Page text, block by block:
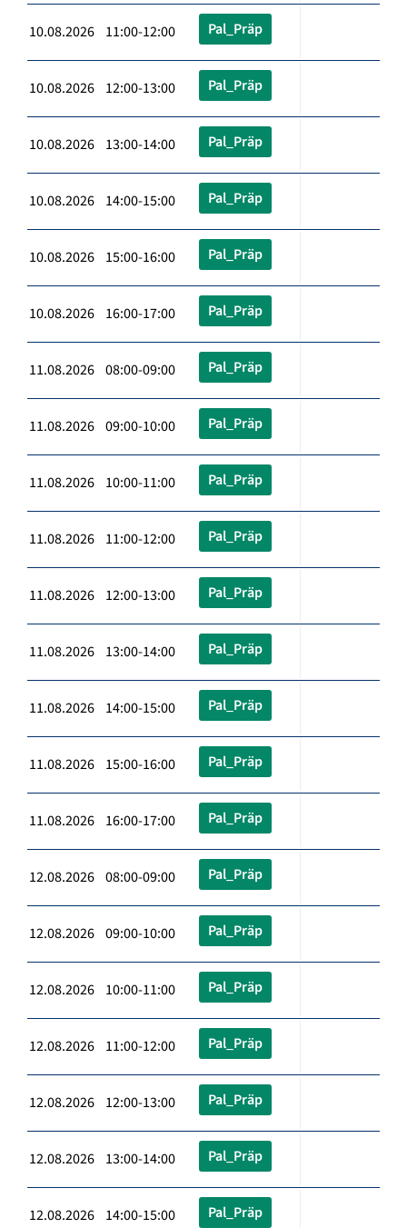
10.08.2026 11:00-12:00 Pal_Präp
10.08.2026 12:00-13:00 Pal_Präp
10.08.2026 13:00-14:00 Pal_Präp
10.08.2026 14:00-15:00 Pal_Präp
10.08.2026 15:00-16:00 Pal_Präp
10.08.2026 16:00-17:00 Pal_Präp
11.08.2026 08:00-09:00 Pal_Präp
11.08.2026 09:00-10:00 Pal_Präp
11.08.2026 10:00-11:00 Pal_Präp
11.08.2026 11:00-12:00 Pal_Präp
11.08.2026 12:00-13:00 Pal_Präp
11.08.2026 13:00-14:00 Pal_Präp
11.08.2026 14:00-15:00 Pal_Präp
11.08.2026 15:00-16:00 Pal_Präp
11.08.2026 16:00-17:00 Pal_Präp
12.08.2026 08:00-09:00 Pal_Präp
12.08.2026 09:00-10:00 Pal_Präp
12.08.2026 10:00-11:00 Pal_Präp
12.08.2026 11:00-12:00 Pal_Präp
12.08.2026 12:00-13:00 Pal_Präp
12.08.2026 13:00-14:00 Pal_Präp
12.08.2026 14:00-15:00 Pal_Präp